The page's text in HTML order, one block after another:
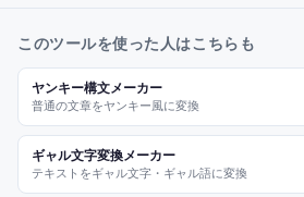
このツールを使った人はこちらも
ヤンキー構文メーカー
普通の文章をヤンキー風に変換
ギャル文字変換メーカー
テキストをギャル文字・ギャル語に変換